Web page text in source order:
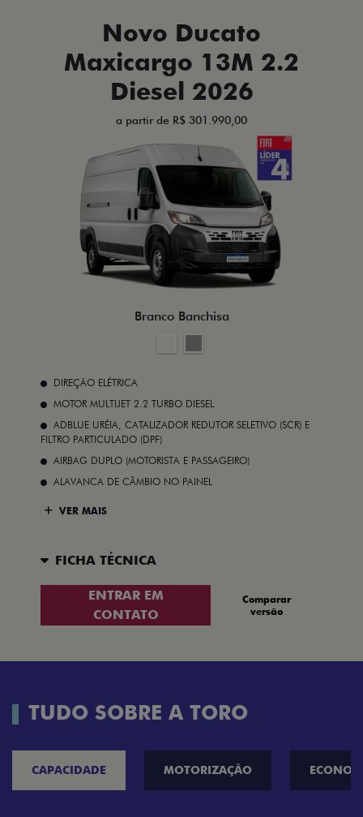
Novo Ducato
Maxicargo 13M 2.2
Diesel 2026
a partir de R$ 301.990,00
Branco Banchisa
DIREÇÃO ELÉTRICA
MOTOR MULTIJET 2.2 TURBO DIESEL
ADBLUE URÉIA, CATALIZADOR REDUTOR SELETIVO (SCR) E
FILTRO PARTICULADO (DPF)
AIRBAG DUPLO (MOTORISTA E PASSAGEIRO)
ALAVANCA DE CÂMBIO NO PAINEL
VER MAIS
FICHA TÉCNICA
ENTRAR EM
CONTATO
Comparar
versão
TUDO SOBRE A TORO
CAPACIDADE MOTORIZAÇÃO